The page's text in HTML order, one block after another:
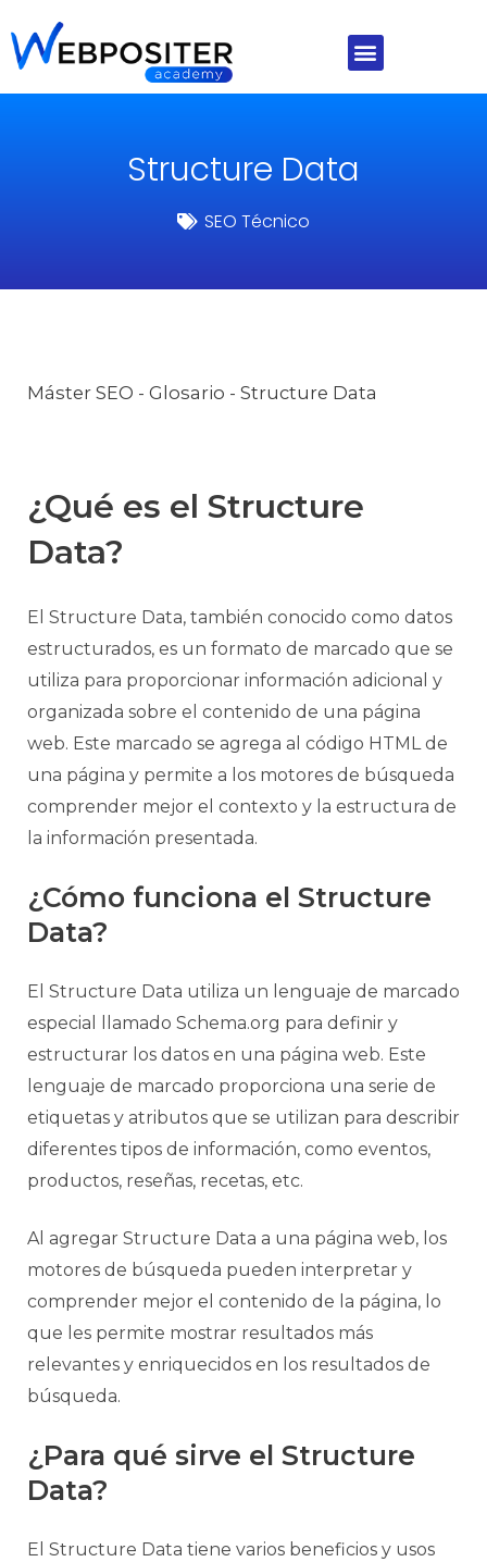
al
Menú
Structure Data
SEO Técnico
Máster SEO - Glosario - Structure Data
¿Qué es el Structure
Data?
El Structure Data, también conocido como datos
estructurados, es un formato de marcado que se
utiliza para proporcionar información adicional y
organizada sobre el contenido de una página
web. Este marcado se agrega al código HTML de
una página y permite a los motores de búsqueda
comprender mejor el contexto y la estructura de
la información presentada.
¿Cómo funciona el Structure
Data?
El Structure Data utiliza un lenguaje de marcado
especial llamado Schema.org para definir y
estructurar los datos en una página web. Este
lenguaje de marcado proporciona una serie de
etiquetas y atributos que se utilizan para describir
diferentes tipos de información, como eventos,
productos, reseñas, recetas, etc.
Al agregar Structure Data a una página web, los
motores de búsqueda pueden interpretar y
comprender mejor el contenido de la página, lo
que les permite mostrar resultados más
relevantes y enriquecidos en los resultados de
búsqueda.
¿Para qué sirve el Structure
Data?
El Structure Data tiene varios beneficios y usos